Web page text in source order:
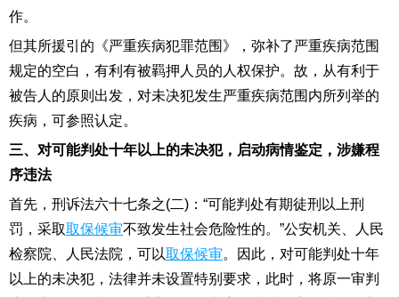
作。
但其所援引的《严重疾病犯罪范围》，弥补了严重疾病范围
规定的空白，有利有被羁押人员的人权保护。故，从有利于
被告人的原则出发，对未决犯发生严重疾病范围内所列举的
疾病，可参照认定。
三、对可能判处十年以上的未决犯，启动病情鉴定，涉嫌程
序违法
首先，刑诉法六十七条之(二)：“可能判处有期徒刑以上刑
罚，采取取保候审不致发生社会危险性的。”公安机关、人民
检察院、人民法院，可以取保候审。因此，对可能判处十年
以上的未决犯，法律并未设置特别要求，此时，将原一审判